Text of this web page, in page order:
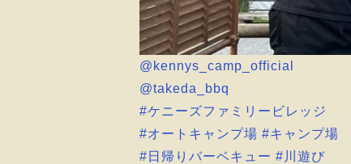
@kennys_camp_official
@takeda_bbq
#ケニーズファミリービレッジ
#オートキャンプ場 #キャンプ場
#日帰りバーベキュー #川遊び